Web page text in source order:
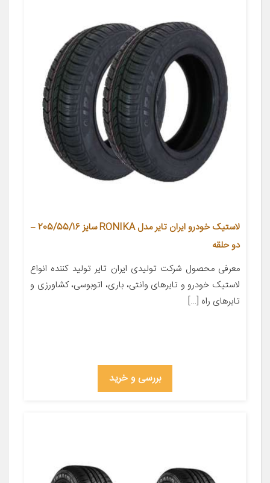
لاستیک خودرو ایران تایر مدل RONIKA سایز 205/55/16 –
دو حلقه
معرفی محصول شركت تولیدی ایران تایر تولید کننده انواع
لاستیک خودرو و تایرهای وانتی، باری، اتوبوسی، كشاورزی و
تایرهای راه […]
بررسی و خرید